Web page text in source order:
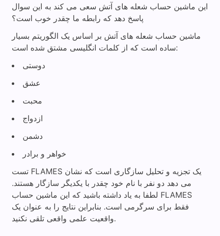
این ماشین حساب شعله های آتش سعی می کند به این سوال
پاسخ دهد که رابطه ما چقدر خوب است؟
ماشین حساب شعله های آتش بر اساس یک الگوریتم بسیار
ساده است که از کلمات انگلیسی مشتق شده است:
دوستی
عشق
محبت
ازدواج
دشمن
خواهر و برادر
تست FLAMES یک تجزیه و تحلیل سازگاری است که نشان
می دهد دو نفر با نام خود چقدر با یکدیگر سازگار هستند.
لطفا به یاد داشته باشید که این ماشین حساب FLAMES
فقط برای سرگرمی است. بنابراین نتایج را به عنوان یک
واقعیت علمی واقعی تلقی نکنید.